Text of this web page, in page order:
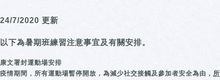
24/7/2020 更新
以下為暑期班練習注意事宜及有關安排。
康文署封運動場安排
疫情期間，所有運動場暫停開放， 為減少社交接觸及參加者安全為由， 所